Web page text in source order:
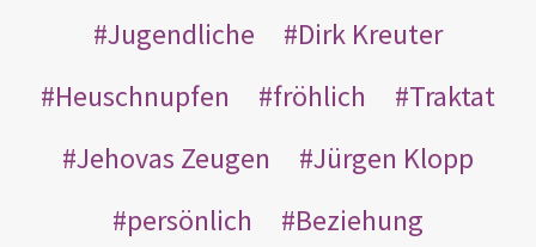
Jugendliche
Dirk Kreuter
Heuschnupfen
fröhlich
Traktat
Jehovas Zeugen
Jürgen Klopp
persönlich
Beziehung